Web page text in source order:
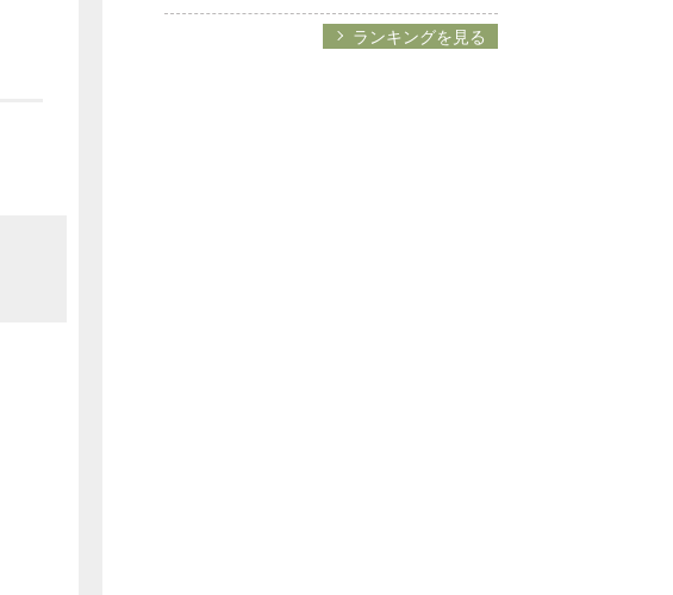
ランキングを見る